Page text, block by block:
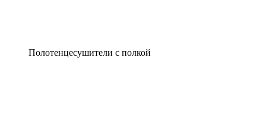
Полотенцесушители с полкой